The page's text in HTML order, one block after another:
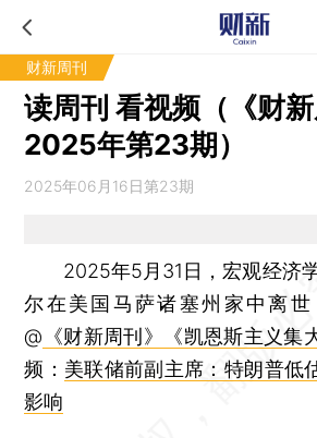
财新周刊
读周刊 看视频（《财新
2025年第23期）
2025年06月16日第23期
2025年5月31日，宏观经济学
尔在美国马萨诸塞州家中离
@ 《财新周刊》 《凯恩斯主义集
频： 美联储前副主席：特朗普低
影响